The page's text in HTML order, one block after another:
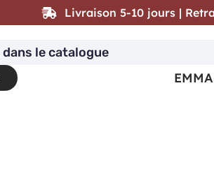
Livraison 5-10 jours |